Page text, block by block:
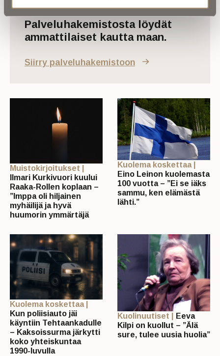
Palveluhakemistosta löydät
ammattilaiset kautta maan.
Siirry palveluhakemistoon
Muistokirjoitukset |
Ilmari Kurkivuori kuului
Raaka-Rollen koplaan –
”Imppa oli hiljainen
myhäilijä ja hyvä
huumorin ymmärtäjä
Kuolema koskettaa |
Eino Leinon kuolemasta
100 vuotta – ”Ei se iäks
sammu, ken elämästä
lähti.”
Kuolema koskettaa |
Kun poliisiauto jäi
käyntiin Tehtaankadulle
– Kaksoissurma järkytti
koko yhteiskuntaa
1990-luvulla
Kuolinuutiset |
Eeva
Kilpi on kuollut – ”Älä
sure, tulee uusia huolia”